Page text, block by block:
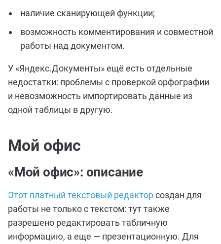
наличие сканирующей функции;
возможность комментирования и совместной
работы над документом.
У «Яндекс.Документы»ещё есть отдельные
недостатки: проблемы с проверкой орфографии
и невозможность импортировать данные из
одной таблицы в другую.
Мой офис
«Мой офис»: описание
Этот платный текстовый редакторсоздан для
работы не только с текстом: тут также
разрешено редактировать табличную
информацию, а еще — презентационную. Для